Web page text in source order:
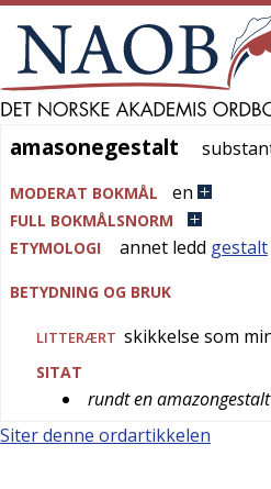
amasonegestalt
MODERAT BOKMÅL en
FULL BOKMÅLSNORM
ETYMOLOGI
annet ledd gestalt
BETYDNING OG BRUK
LITTERÆRT skikkelse som
SITAT
rundt en amazongestalt
Siter denne ordartikkelen